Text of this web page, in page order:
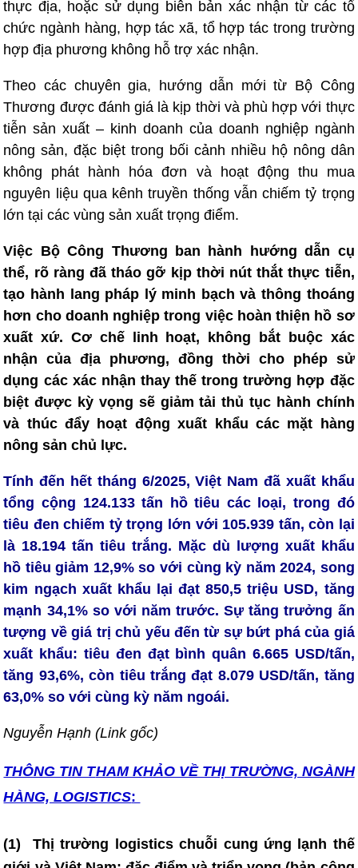
thực địa, hoặc sử dụng biên bản xác nhận từ các tổ
chức ngành hàng, hợp tác xã, tổ hợp tác trong trường
hợp địa phương không hỗ trợ xác nhận.
Theo các chuyên gia, hướng dẫn mới từ Bộ Công
Thương được đánh giá là kịp thời và phù hợp với thực
tiễn sản xuất – kinh doanh của doanh nghiệp ngành
nông sản, đặc biệt trong bối cảnh nhiều hộ nông dân
không phát hành hóa đơn và hoạt động thu mua
nguyên liệu qua kênh truyền thống vẫn chiếm tỷ trọng
lớn tại các vùng sản xuất trọng điểm.
Việc Bộ Công Thương ban hành hướng dẫn cụ
thể, rõ ràng đã tháo gỡ kịp thời nút thắt thực tiễn,
tạo hành lang pháp lý minh bạch và thông thoáng
hơn cho doanh nghiệp trong việc hoàn thiện hồ sơ
xuất xứ. Cơ chế linh hoạt, không bắt buộc xác
nhận của địa phương, đồng thời cho phép sử
dụng các xác nhận thay thế trong trường hợp đặc
biệt được kỳ vọng sẽ giảm tải thủ tục hành chính
và thúc đẩy hoạt động xuất khẩu các mặt hàng
nông sản chủ lực.
Tính đến hết tháng 6/2025, Việt Nam đã xuất khẩu
tổng cộng 124.133 tấn hồ tiêu các loại, trong đó
tiêu đen chiếm tỷ trọng lớn với 105.939 tấn, còn lại
là 18.194 tấn tiêu trắng. Mặc dù lượng xuất khẩu
hồ tiêu giảm 12,9% so với cùng kỳ năm 2024, song
kim ngạch xuất khẩu lại đạt 850,5 triệu USD, tăng
mạnh 34,1% so với năm trước. Sự tăng trưởng ấn
tượng về giá trị chủ yếu đến từ sự bứt phá của giá
xuất khẩu: tiêu đen đạt bình quân 6.665 USD/tấn,
tăng 93,6%, còn tiêu trắng đạt 8.079 USD/tấn, tăng
63,0% so với cùng kỳ năm ngoái.
Nguyễn Hạnh (Link gốc)
THÔNG TIN THAM KHẢO VỀ THỊ TRƯỜNG, NGÀNH
HÀNG, LOGISTICS:
(1)Thị trường logistics chuỗi cung ứng lạnh thế